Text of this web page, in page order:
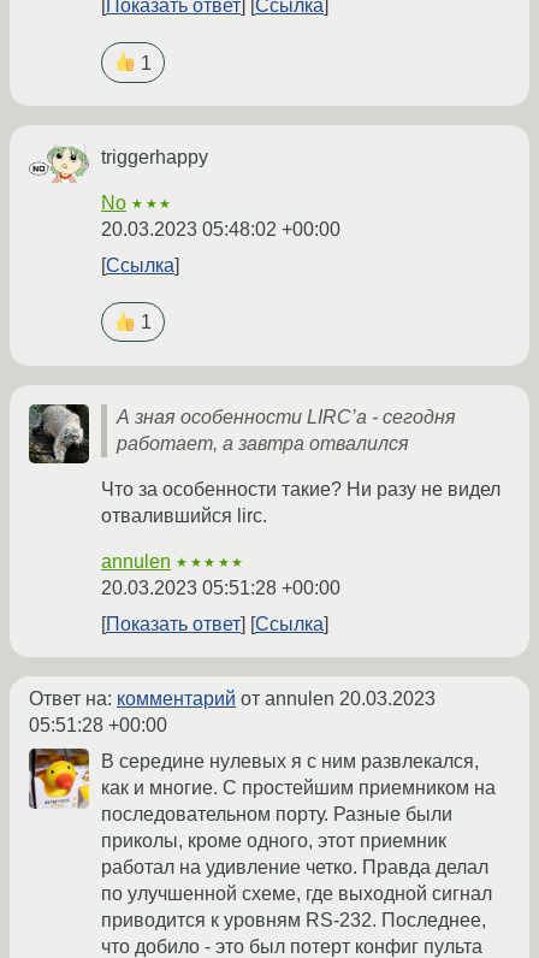
Показать ответ Ссылка
1
triggerhappy
No ★★★
20.03.2023 05:48:02 +00:00
Ссылка
1
А зная особенности LIRC’а - сегодня
работает, а завтра отвалился
Что за особенности такие? Ни разу не видел
отвалившийся lirc.
annulen ★★★★★
20.03.2023 05:51:28 +00:00
Показать ответ
Ссылка
Ответ на: комментарий от annulen 20.03.2023
05:51:28 +00:00
В середине нулевых я с ним развлекался,
как и многие. С простейшим приемником на
последовательном порту. Разные были
приколы, кроме одного, этот приемник
работал на удивление четко. Правда делал
по улучшенной схеме, где выходной сигнал
приводится к уровням RS-232. Последнее,
что добило - это был потерт конфиг пульта